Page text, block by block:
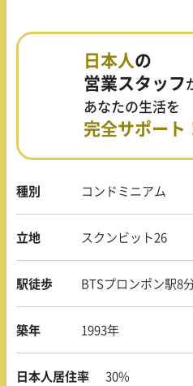
種別 コンドミニアム
立地 スクンビット26
駅徒歩 BTSプロンポン駅8
築年 1993年
日本人居住率 30%
日本人の
営業スタッフ
あなたの生活を
完全サポート